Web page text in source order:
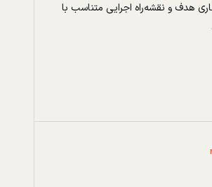
هدف و نقشه‌راه اجرایی متناسب با